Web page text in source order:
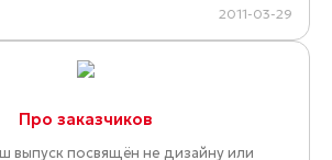
2011-03-29
Про заказчиков
выпуск посвящён не дизайну или